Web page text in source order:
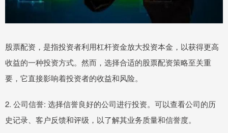
股票配资，是指投资者利用杠杆资金放大投资本金，以获得更高
收益的一种投资方式。然而，选择合适的股票配资策略至关重
要，它直接影响着投资者的收益和风险。
2. 公司信誉: 选择信誉良好的公司进行投资。可以查看公司的历
史记录、客户反馈和评级，以了解其业务质量和信誉度。